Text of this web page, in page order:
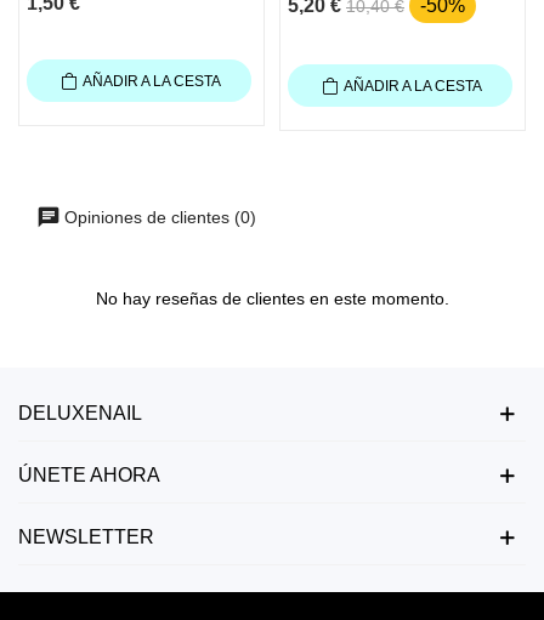
AÑADIR A LA CESTA
5,20 € 10,40 € -50%
AÑADIR A LA CESTA
Opiniones de clientes (0)
No hay reseñas de clientes en este momento.
DELUXENAIL
ÚNETE AHORA
NEWSLETTER